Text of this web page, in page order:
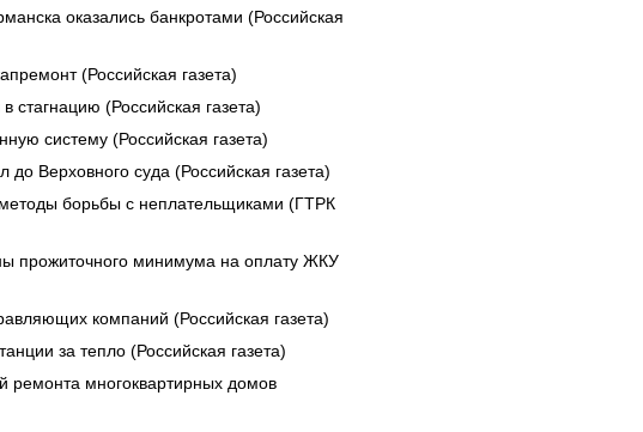
оказались банкротами (Российская
(Российская газета)
(Российская газета)
систему (Российская газета)
Верховного суда (Российская газета)
борьбы с неплательщиками (ГТРК
прожиточного минимума на оплату ЖКУ
компаний (Российская газета)
за тепло (Российская газета)
ремонта многоквартирных домов